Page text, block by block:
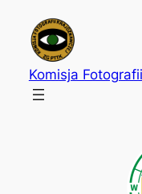
treści
Komisja